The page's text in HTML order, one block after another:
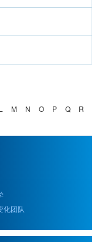
M N O P Q
R
化团队